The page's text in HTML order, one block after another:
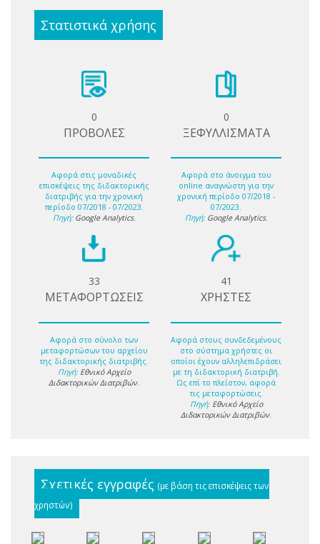
Στατιστικά χρήσης
0
ΠΡΟΒΟΛΕΣ
Αφορά στις μοναδικές
επισκέψεις της διδακτορικής
διατριβής για την χρονική
περίοδο 07/2018 - 07/2023.
Πηγή: Google Analytics.
0
ΞΕΦΥΛΛΙΣΜΑΤΑ
Αφορά στο άνοιγμα του
online αναγνώστη για την
χρονική περίοδο 07/2018 -
07/2023.
Πηγή: Google Analytics.
33
ΜΕΤΑΦΟΡΤΩΣΕΙΣ
Αφορά στο σύνολο των
μεταφορτώσων του αρχείου
της διδακτορικής διατριβής.
Πηγή: Εθνικό Αρχείο
Διδακτορικών Διατριβών.
41
ΧΡΗΣΤΕΣ
Αφορά στους συνδεδεμένους
στο σύστημα χρήστες οι
οποίοι έχουν αλληλεπιδράσει
με τη διδακτορική διατριβή.
Ως επί το πλείστον, αφορά
τις μεταφορτώσεις.
Πηγή: Εθνικό Αρχείο
Διδακτορικών Διατριβών.
Σχετικές εγγραφές (με βάση τις επισκέψεις των
χρηστών)